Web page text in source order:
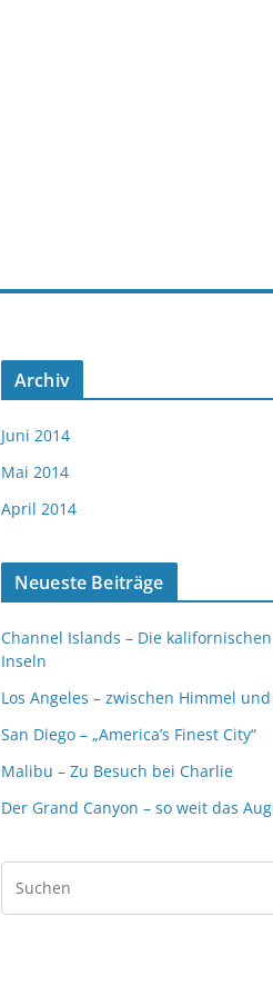
Archiv
Juni 2014
Mai 2014
April 2014
Neueste Beiträge
Channel Islands – Die
Inseln
Los Angeles – zwischen Himmel
San Diego – „America’s Finest City“
Malibu – Zu Besuch bei Charlie
Der Grand Canyon – so weit das